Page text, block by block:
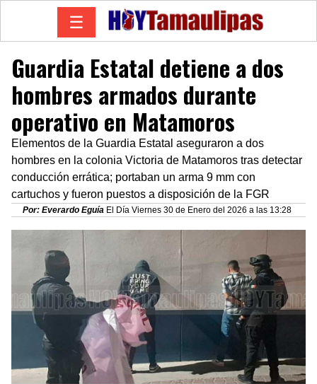
☰
Guardia Estatal detiene a dos
hombres armados durante
operativo en Matamoros
Elementos de la Guardia Estatal aseguraron a dos
hombres en la colonia Victoria de Matamoros tras detectar
conducción errática; portaban un arma 9 mm con
cartuchos y fueron puestos a disposición de la FGR
Por: Everardo Eguía El Día Viernes 30 de Enero del 2026 a las 13:28